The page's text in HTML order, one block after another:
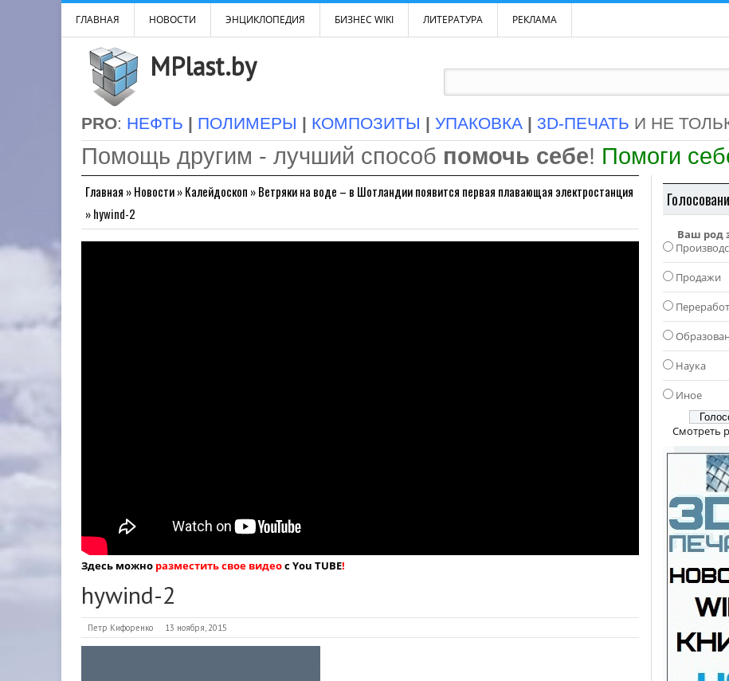
ГЛАВНАЯ НОВОСТИ ЭНЦИКЛОПЕДИЯ БИЗНЕС WIKI ЛИТЕРАТУРА РЕКЛАМА
MPlast.by
PRO: НЕФТЬ | ПОЛИМЕРЫ | КОМПОЗИТЫ | УПАКОВКА | 3D-ПЕЧАТЬ И НЕ
Помощь другим - лучший способ помочь себе! Помоги
Главная »Новости»Калейдоскоп »Ветряки на воде – в Шотландии появится первая плавающая электростанция
»hywind-2
Здесь можно разместить свое видеос You TUBE!
hywind-2
Петр Кифоренко 13 ноября, 2015
Ваш род
Продажи
Наука
Иное
Смотреть